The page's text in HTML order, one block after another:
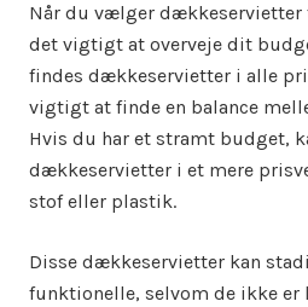
Når du vælger
det vigtigt at overveje dit
findes dækkeservietter i alle
vigtigt at finde en balance
Hvis du har et stramt budget,
dækkeservietter i et mere
stof eller plastik.
Disse dækkeservietter kan
funktionelle, selvom de ikke er